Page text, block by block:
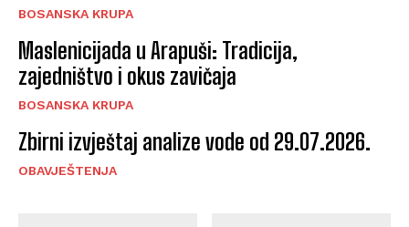
BOSANSKA KRUPA
Maslenicijada u Arapuši: Tradicija,
zajedništvo i okus zavičaja
BOSANSKA KRUPA
Zbirni izvještaj analize vode od 29.07.2026.
OBAVJEŠTENJA